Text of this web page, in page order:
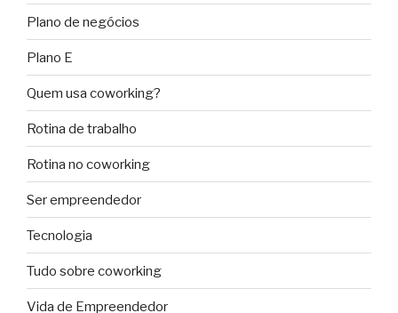
Plano de negócios
Plano E
Quem usa coworking?
Rotina de trabalho
Rotina no coworking
Ser empreendedor
Tecnologia
Tudo sobre coworking
Vida de Empreendedor